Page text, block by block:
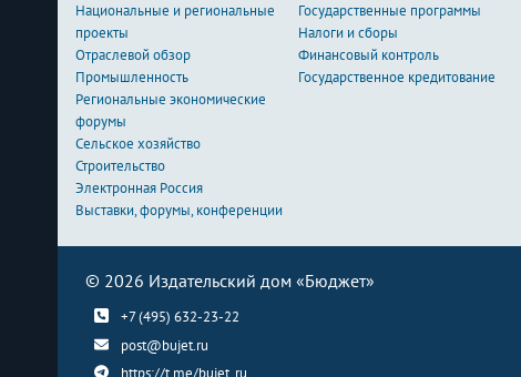
Национальные и региональные
проекты
Отраслевой обзор
Промышленность
Региональные экономические
форумы
Сельское хозяйство
Строительство
Электронная Россия
Выставки, форумы, конференции
Государственные программы
Налоги и сборы
Финансовый контроль
Государственное кредитование
© 2026 Издательский дом «Бюджет»
+7 (495) 632-23-22
post@bujet.ru
https://t.me/bujet_ru